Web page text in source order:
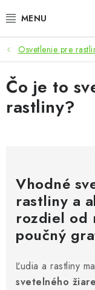
na
AKCIE
LED OSVETLENIE
PESTOVATEĽSKÉ
MICROGREENS
SMART GARDEN
Hodnotenie obchodu
Obchodné podmienky
Podmienky o
Osvetlenie pre
Čo je to
rastliny?
Vhodné
rastliny a
rozdiel od
poučný
Ľudia a rastliny
svetelného